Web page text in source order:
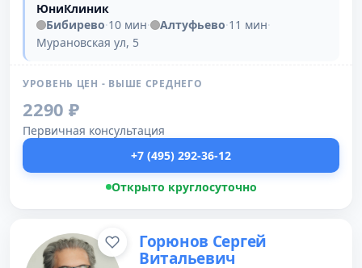
ЮниКлиник
Бибирево·10 мин· Алтуфьево·11 мин·
Мурановская ул, 5
УРОВЕНЬ ЦЕН - ВЫШЕ СРЕДНЕГО
2290 ₽
Первичная консультация
+7 (495) 292-36-12
Открыто круглосуточно
Горюнов Сергей
Витальевич